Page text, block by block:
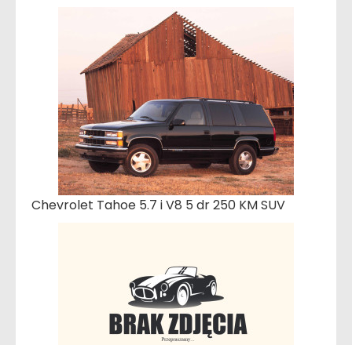
Chevrolet Tahoe 5.7 i V8 5 dr 250 KM SUV